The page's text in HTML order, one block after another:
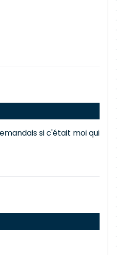
si c'était moi qui